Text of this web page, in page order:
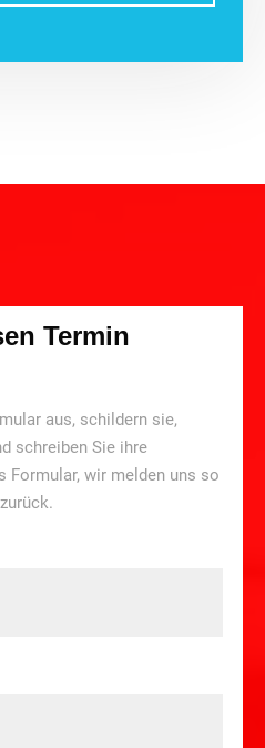
Termin
aus, schildern sie,
schreiben Sie ihre
Formular, wir melden uns so